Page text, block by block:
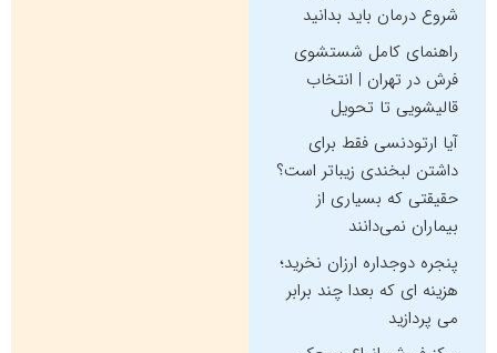
شروع درمان باید بدانید
راهنمای کامل شستشوی
فرش در تهران | انتخاب
قالیشویی تا تحویل
آیا ارتودنسی فقط برای
داشتن لبخندی زیباتر است؟
حقیقتی که بسیاری از
بیماران نمی‌دانند
پنجره دوجداره ارزان نخرید؛
هزینه ای که بعدا چند برابر
می پردازید